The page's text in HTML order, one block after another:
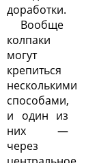
доработки.
Вообще
колпаки
могут
крепиться
несколькими
способами,
и один из
них —
через